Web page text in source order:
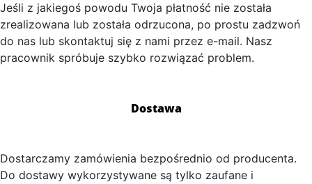
Jeśli z jakiegoś powodu Twoja płatność nie została
zrealizowana lub została odrzucona, po prostu zadzwoń
do nas lub skontaktuj się z nami przez e-mail. Nasz
pracownik spróbuje szybko rozwiązać problem.
Dostawa
Dostarczamy zamówienia bezpośrednio od producenta.
Do dostawy wykorzystywane są tylko zaufane i